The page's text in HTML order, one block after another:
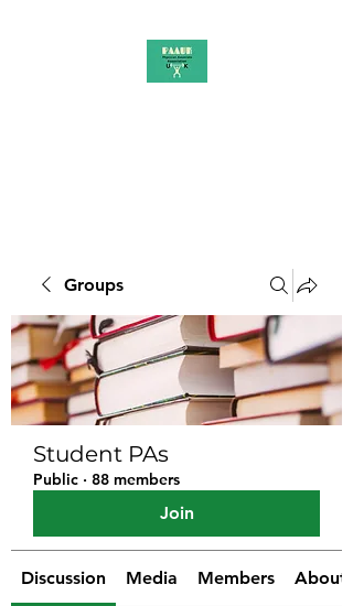
Groups
Student PAs
Public · 88 members
Join
Discussion Media Members About